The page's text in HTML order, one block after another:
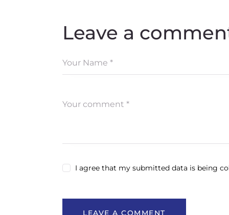
Leave a
I agree that my submitted data is being